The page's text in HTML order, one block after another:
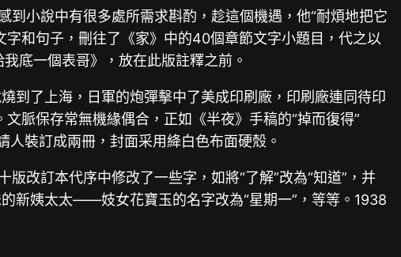
小說中有很多處所需求斟酌，趁這個機遇，他“耐煩地把它
和句子，刪往了《家》中的40個章節文字小題目，代之以
底一個表哥》，放在此版註釋之前。
到了上海，日軍的炮彈擊中了美成印刷廠，印刷廠連同待印
脈保存常無機緣偶合，正如《半夜》手稿的“掉而復得”
裝訂成兩冊，封面采用絳白色布面硬殼。
改訂本代序中修改了一些字，如將“了解”改為“知道”，并
新姨太太——妓女花寶玉的名字改為“星期一”，等等。1938